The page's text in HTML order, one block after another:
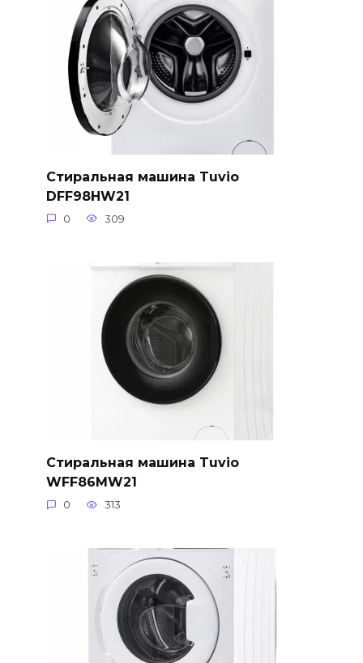
Стиральная машина Tuvio
DFF98HW21
0 309
Стиральная машина Tuvio
WFF86MW21
0 313